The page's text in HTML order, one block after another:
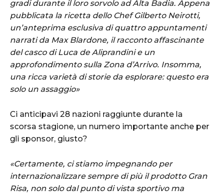
gradi durante il loro sorvolo ad Alta Badia. Appena
pubblicata la ricetta dello Chef Gilberto Neirotti,
un’anteprima esclusiva di quattro appuntamenti
narrati da Max Blardone, il racconto affascinante
del casco di Luca de Aliprandini e un
approfondimento sulla Zona d’Arrivo. Insomma,
una ricca varietà di storie da esplorare: questo era
solo un assaggio»
Ci anticipavi 28 nazioni raggiunte durante la
scorsa stagione, un numero importante anche per
gli sponsor, giusto?
«Certamente, ci stiamo impegnando per
internazionalizzare sempre di più il prodotto Gran
Risa, non solo dal punto di vista sportivo ma